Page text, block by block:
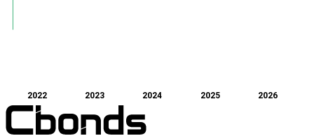
2022 2023 2024 2025 2026